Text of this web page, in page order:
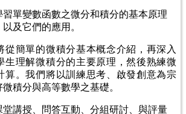
習單變數函數之微分和積分的基本原理
及它們的應用。
從簡單的微積分基本概念介紹，再深入
生理解微積分的主要原理，然後熟練微
算。我們將以訓練思考、啟發創意為宗
積分與高等數學之基礎。
堂講授、問答互動、分組研討、與評量